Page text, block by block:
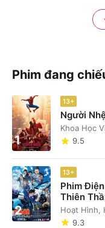
Phim đang
1
13+
Người
Khoa Học
9.5
2
13+
Phim
Thiên
Hoạt Hình,
9.3